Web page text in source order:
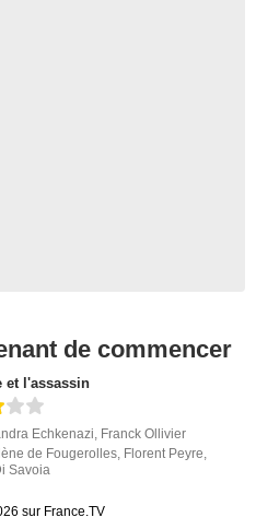
de commencer
et l'assassin
Echkenazi Franck Ollivier
de Fougerolles Florent Peyre
Savoia
sur France.TV